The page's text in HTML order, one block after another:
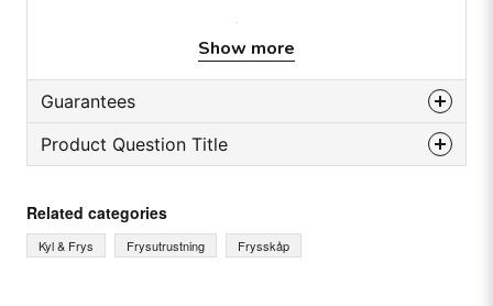
Insida i vitt rostfritt stål AISI-304, med rundade
kanter och inbyggt rostfritt stål
Dörrar med självstängande system och låsbar
öppning, magnetpackning och möjlighet att
ändra öppningsriktning
Treglasfönster
plastbelagd ståltråd
Höjdjusterare, hjul eller ben*Tillval
Show more
Guarantees
Reservdelsgaranti
Product Question Title
Ask us something about this product...
Related categories
Kyl & Frys Frysutrustning Frysskåp